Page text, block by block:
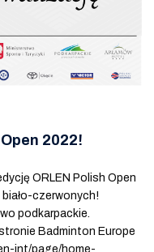
2022!
ORLEN Polish Open
czerwonych!
podkarpackie.
Badminton Europe
int/page/home-